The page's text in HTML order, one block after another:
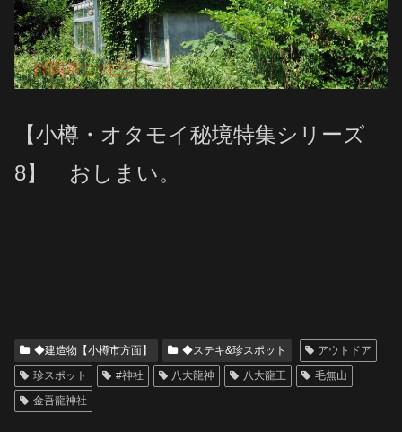
【小樽・オタモイ秘境特集シリーズ
8】 おしまい。
◆建造物【小樽市方面】 ◆ステキ&珍スポット
アウトドア
珍スポット
#神社 八大龍神 八大龍王
毛無山
金吾龍神社